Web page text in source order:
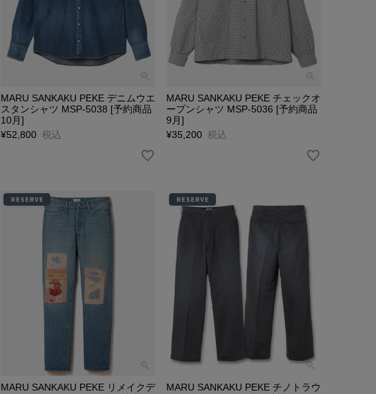
MARU SANKAKU PEKE デニムウエ
スタンシャツ MSP-5038 [予約商品
10月]
¥52,800 税込
MARU SANKAKU PEKE チェックオ
ープンシャツ MSP-5036 [予約商品
9月]
¥35,200 税込
MARU SANKAKU PEKE リメイクデ
MARU SANKAKU PEKE チノトラウ